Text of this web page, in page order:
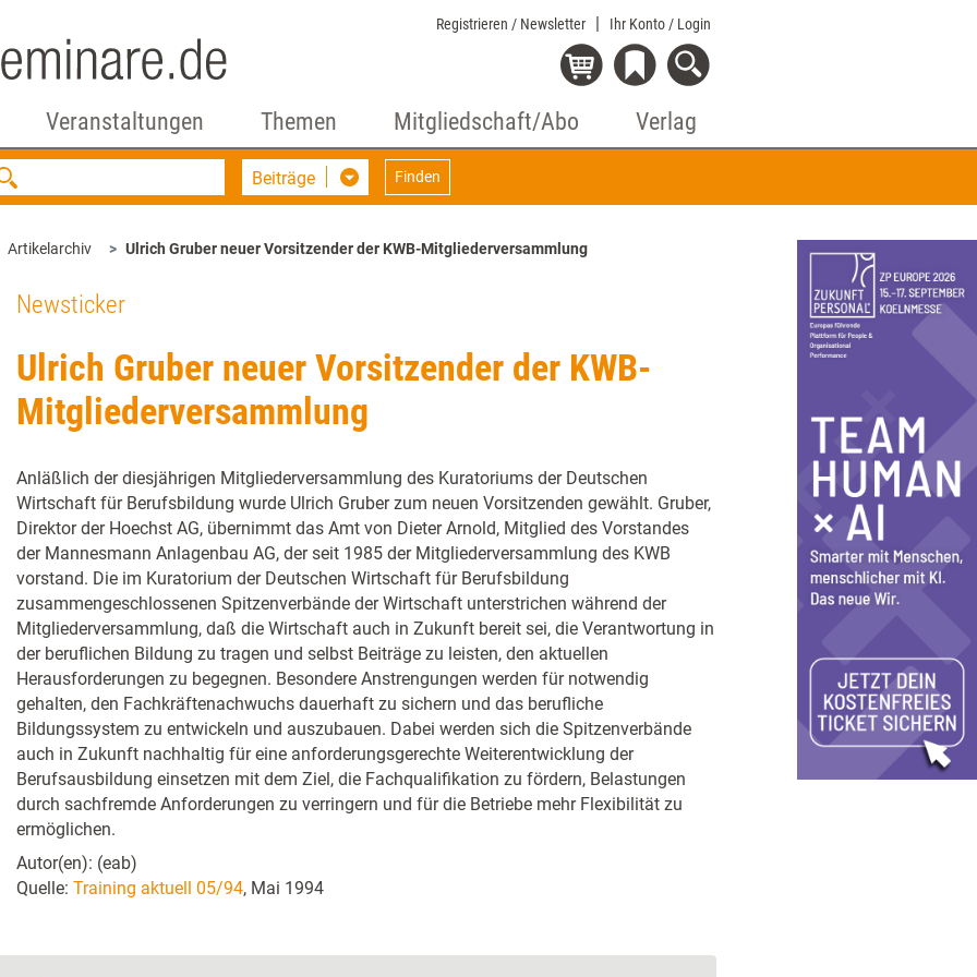
Registrieren / Newsletter Ihr Konto / Login
Veranstaltungen Themen Mitgliedschaft/Abo Verlag
Beiträge Finden
Artikelarchiv Ulrich Gruber neuer Vorsitzender der KWB-Mitgliederversammlung
Newsticker
Ulrich Gruber neuer Vorsitzender der KWB-
Mitgliederversammlung
Anläßlich der diesjährigen Mitgliederversammlung des Kuratoriums der Deutschen
Wirtschaft für Berufsbildung wurde Ulrich Gruber zum neuen Vorsitzenden gewählt. Gruber,
Direktor der Hoechst AG, übernimmt das Amt von Dieter Arnold, Mitglied des Vorstandes
der Mannesmann Anlagenbau AG, der seit 1985 der Mitgliederversammlung des KWB
vorstand. Die im Kuratorium der Deutschen Wirtschaft für Berufsbildung
zusammengeschlossenen Spitzenverbände der Wirtschaft unterstrichen während der
Mitgliederversammlung, daß die Wirtschaft auch in Zukunft bereit sei, die Verantwortung in
der beruflichen Bildung zu tragen und selbst Beiträge zu leisten, den aktuellen
Herausforderungen zu begegnen. Besondere Anstrengungen werden für notwendig
gehalten, den Fachkräftenachwuchs dauerhaft zu sichern und das berufliche
Bildungssystem zu entwickeln und auszubauen. Dabei werden sich die Spitzenverbände
auch in Zukunft nachhaltig für eine anforderungsgerechte Weiterentwicklung der
Berufsausbildung einsetzen mit dem Ziel, die Fachqualifikation zu fördern, Belastungen
durch sachfremde Anforderungen zu verringern und für die Betriebe mehr Flexibilität zu
ermöglichen.
Autor(en): (eab)
Quelle: Training aktuell 05/94, Mai 1994